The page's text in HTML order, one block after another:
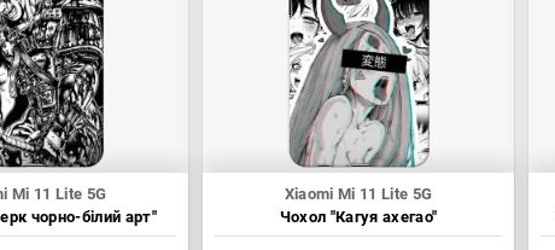
Mi 11 Lite 5G
чорно-білий арт"
Xiaomi Mi 11 Lite 5G
Чохол "Кагуя ахегао"